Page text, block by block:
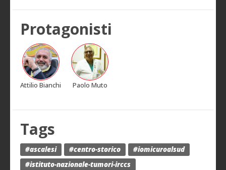
Protagonisti
Attilio Bianchi Paolo Muto
Tags
#ascalesi #centro-storico
#iomicuroalsud
#istituto-nazionale-tumori-irccs